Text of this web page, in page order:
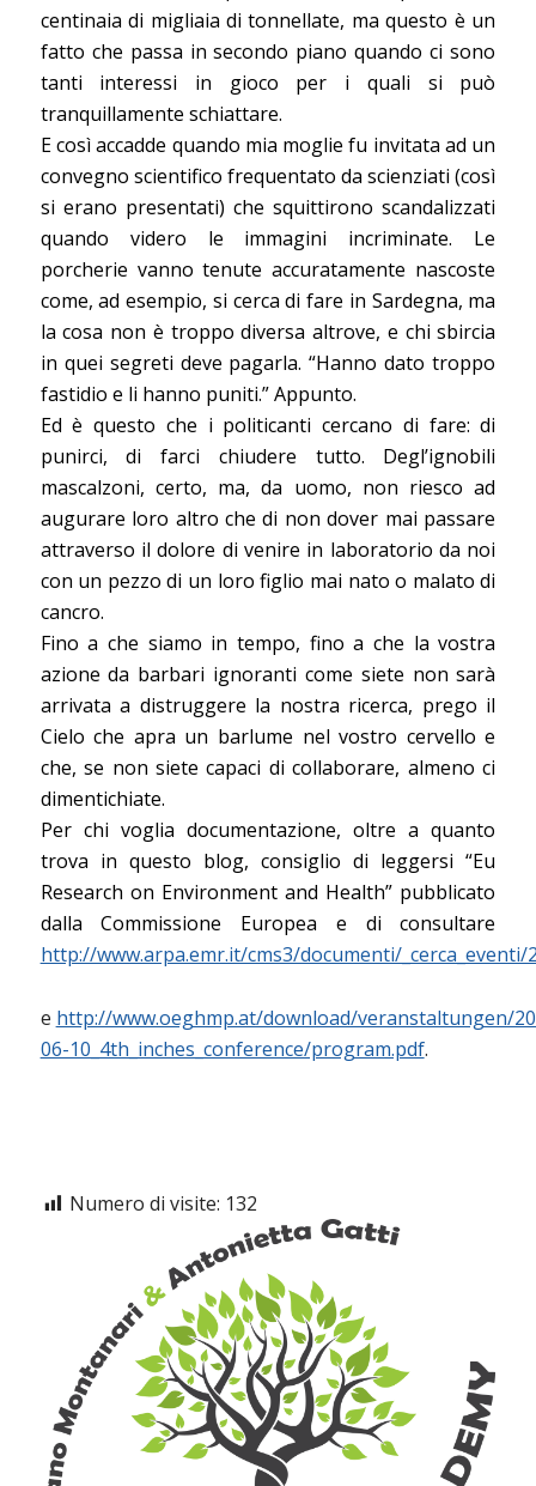
centinaia di migliaia di tonnellate, ma questo è un
fatto che passa in secondo piano quando ci sono
tanti interessi in gioco per i quali si può
tranquillamente schiattare.
E così accadde quando mia moglie fu invitata ad un
convegno scientifico frequentato da scienziati (così
si erano presentati) che squittirono scandalizzati
quando videro le immagini incriminate. Le
porcherie vanno tenute accuratamente nascoste
come, ad esempio, si cerca di fare in Sardegna, ma
la cosa non è troppo diversa altrove, e chi sbircia
in quei segreti deve pagarla. “Hanno dato troppo
fastidio e li hanno puniti.” Appunto.
Ed è questo che i politicanti cercano di fare: di
punirci, di farci chiudere tutto. Degl’ignobili
mascalzoni, certo, ma, da uomo, non riesco ad
augurare loro altro che di non dover mai passare
attraverso il dolore di venire in laboratorio da noi
con un pezzo di un loro figlio mai nato o malato di
cancro.
Fino a che siamo in tempo, fino a che la vostra
azione da barbari ignoranti come siete non sarà
arrivata a distruggere la nostra ricerca, prego il
Cielo che apra un barlume nel vostro cervello e
che, se non siete capaci di collaborare, almeno ci
dimentichiate.
Per chi voglia documentazione, oltre a quanto
trova in questo blog, consiglio di leggersi “Eu
Research on Environment and Health” pubblicato
dalla Commissione Europea e di consultare
http://www.arpa.emr.it/cms3/documenti/
e http://www.oeghmp.at/download/veranstaltungen/
06-10_4th_inches_conference/program.pdf.
Numero di visite: 132